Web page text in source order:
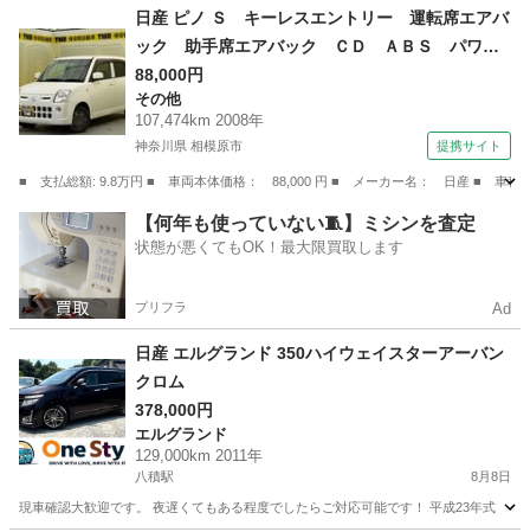
八積駅 セレナ
日産 ピノ Ｓ キーレスエントリー 運転席エアバ
ック 助手席エアバック ＣＤ ＡＢＳ パワー
ステアリング （検9.9）
88,000円
その他
107,474km 2008年
神奈川県 相模原市 提携サイト
■ 支払総額: 9.8万円 ■ 車両本体価格： 88,000 円 ■ メーカー名： 日産 ■ 車
神奈川 相模原市 その他
【何年も使っていない🧵】ミシンを査定
状態が悪くてもOK！最大限買取します
プリフラ Ad
日産 エルグランド 350ハイウェイスターアーバン
クロム
378,000円
エルグランド
129,000km 2011年
八積駅 8月8日
現車確認大歓迎です。 夜遅くてもある程度でしたらご対応可能です！ 平成23年式